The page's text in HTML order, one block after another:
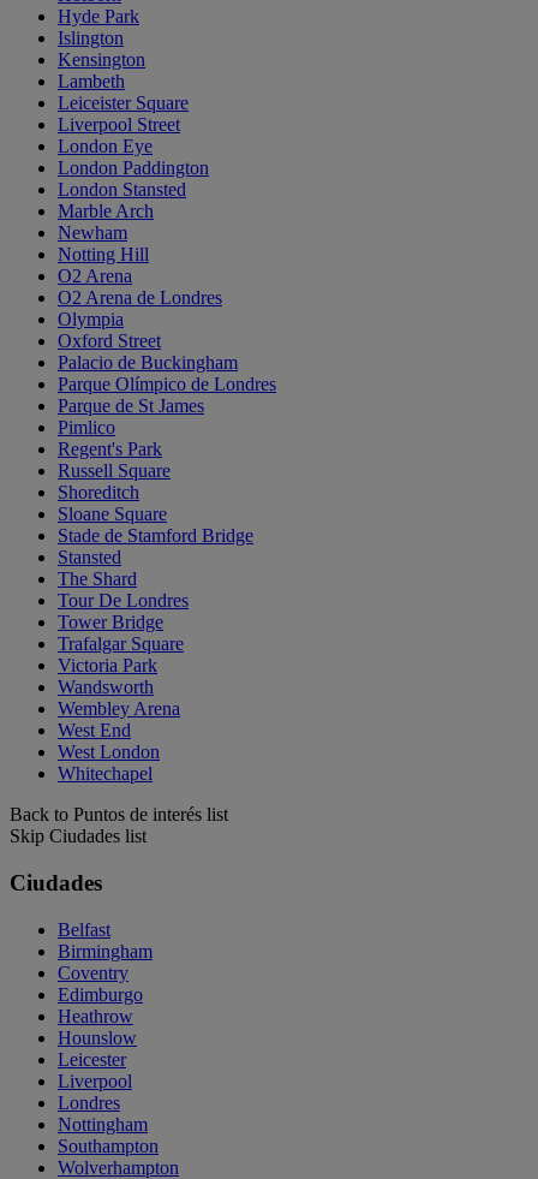
Hyde Park
Islington
Kensington
Lambeth
Leiceister Square
Liverpool Street
London Eye
London Paddington
London Stansted
Marble Arch
Newham
Notting Hill
O2 Arena
O2 Arena de Londres
Olympia
Oxford Street
Palacio de Buckingham
Parque Olímpico de Londres
Parque de St James
Pimlico
Regent's Park
Russell Square
Shoreditch
Sloane Square
Stade de Stamford Bridge
Stansted
The Shard
Tour De Londres
Tower Bridge
Trafalgar Square
Victoria Park
Wandsworth
Wembley Arena
West End
West London
Whitechapel
Back to Puntos de interés list
Skip Ciudades list
Ciudades
Belfast
Birmingham
Coventry
Edimburgo
Heathrow
Hounslow
Leicester
Liverpool
Londres
Nottingham
Southampton
Wolverhampton